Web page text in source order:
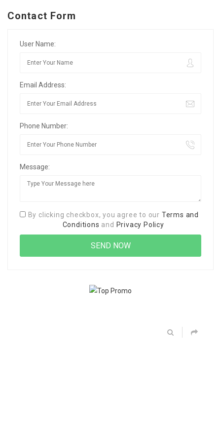
Contact Form
User Name:
Email Address:
Phone Number:
Message:
By clicking checkbox, you agree to our Terms and
Conditions and Privacy Policy